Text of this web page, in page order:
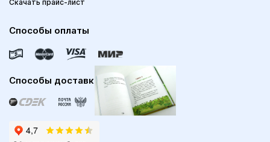
Скачать прайс-лист
Способы оплаты
Способы доставки